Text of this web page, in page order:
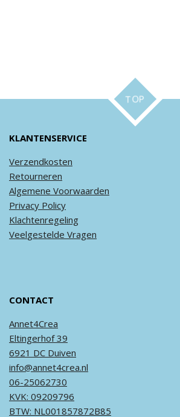
TOP
KLANTENSERVICE
Verzendkosten
Retourneren
Algemene Voorwaarden
Privacy Policy
Klachtenregeling
Veelgestelde Vragen
CONTACT
Annet4Crea
Eltingerhof 39
6921 DC Duiven
info@annet4crea.nl
06-25062730
KVK: 09209796
BTW: NL001857872B85